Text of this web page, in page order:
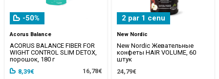
-50%
Acorus Balance
ACORUS BALANCE FIBER FOR
WIGHT CONTROL SLIM DETOX,
порошок, 180 г
8,39€
16,78€
2 par 1 cenu
New Nordic
New Nordic Жевательные
конфеты HAIR VOLUME, 60
штук
24,79€